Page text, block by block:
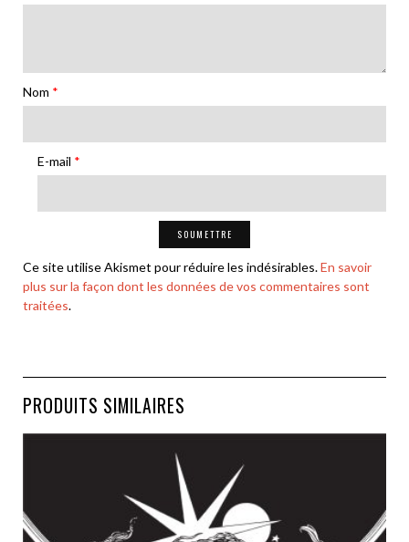
Nom *
E-mail *
Ce site utilise Akismet pour réduire les indésirables.En savoir
plus sur la façon dont les données de vos commentaires sont
traitées.
PRODUITS SIMILAIRES